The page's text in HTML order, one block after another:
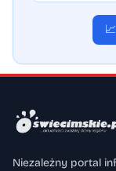
📈
Niezależny portal